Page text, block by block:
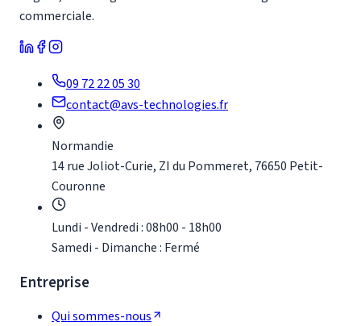
commerciale.
09 72 22 05 30
contact@avs-technologies.fr
Normandie
14 rue Joliot-Curie, ZI du Pommeret, 76650 Petit-
Couronne
Lundi - Vendredi : 08h00 - 18h00
Samedi - Dimanche : Fermé
Entreprise
Qui sommes-nous